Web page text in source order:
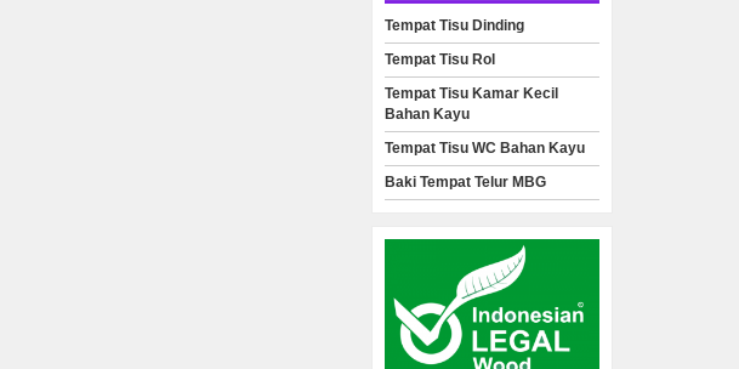
Tempat Tisu Dinding
Tempat Tisu Rol
Tempat Tisu Kamar Kecil
Bahan Kayu
Tempat Tisu WC Bahan Kayu
Baki Tempat Telur MBG